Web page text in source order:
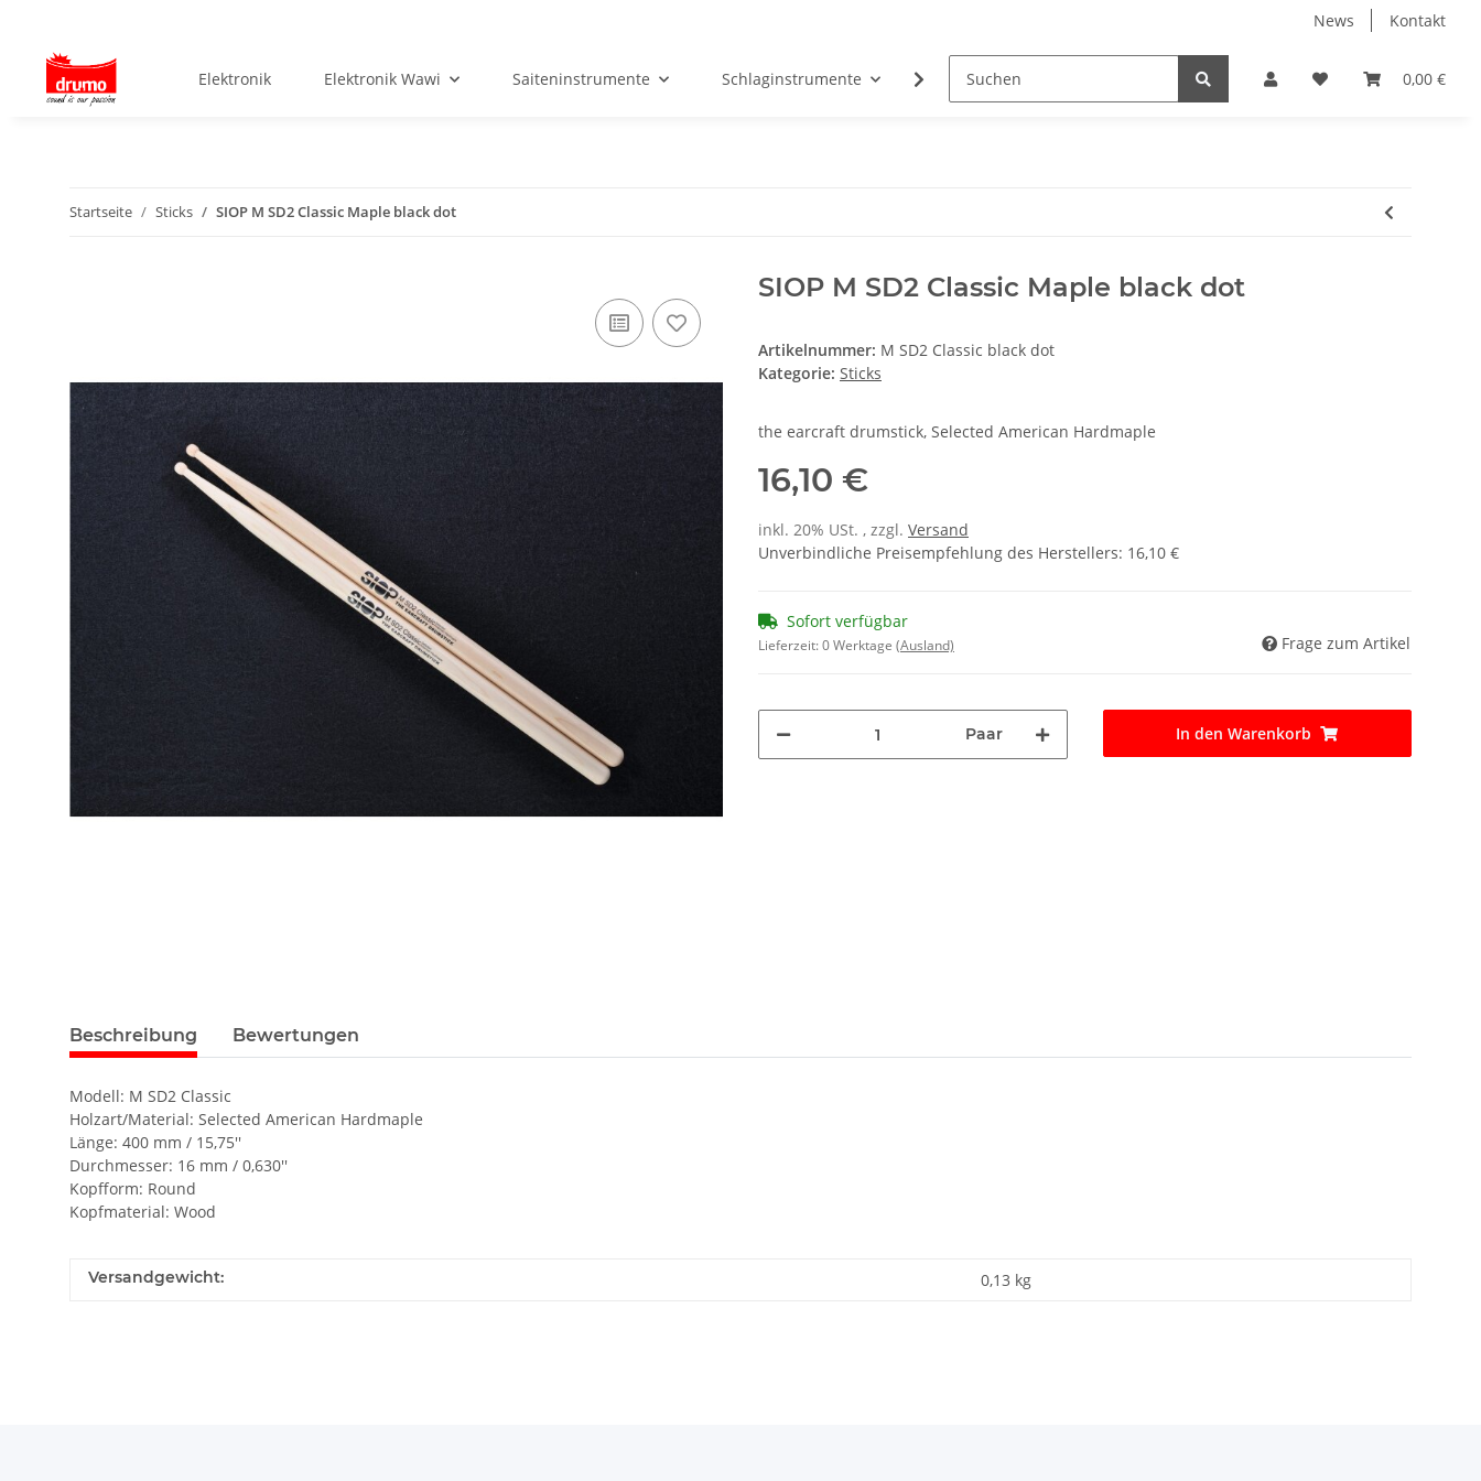
News Kontakt
0,00 €
Elektronik Elektronik Wawi Saiteninstrumente Schlaginstrumente Tasteninstrumente Schlagzeuge
Startseite Sticks SIOP M SD2 Classic Maple black dot
SIOP M SD2 Classic Maple black dot
Artikelnummer: M SD2 Classic black dot
Kategorie: Sticks
the earcraft drumstick, Selected American Hardmaple
16,10 €
inkl. 20% USt. , zzgl. Versand
Unverbindliche Preisempfehlung des Herstellers: 16,10 €
Sofort verfügbar
Lieferzeit:0 Werktage (Ausland) Frage zum Artikel
Paar In den Warenkorb
Beschreibung Bewertungen
Modell: M SD2 Classic
Holzart/Material: Selected American Hardmaple
Länge: 400 mm / 15,75''
Durchmesser: 16 mm / 0,630''
Kopfform: Round
Kopfmaterial: Wood
Versandgewicht: 0,13 kg